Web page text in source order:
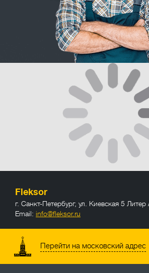
Fleksor
г. Санкт-Петербург, ул. Киевская 5
Email: info@fleksor.ru
Перейти на московский адрес
info@fleksor.ru